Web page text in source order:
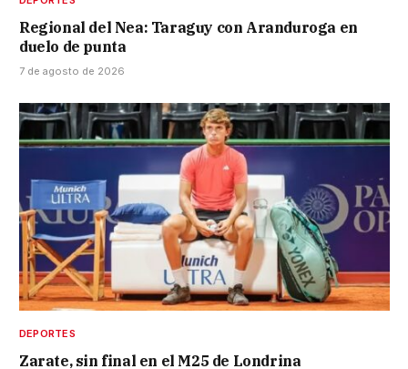
Regional del Nea: Taraguy con Aranduroga en
duelo de punta
7 de agosto de 2026
DEPORTES
Zarate, sin final en el M25 de Londrina